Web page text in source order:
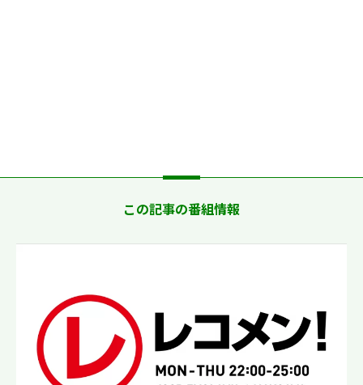
この記事の番組情報